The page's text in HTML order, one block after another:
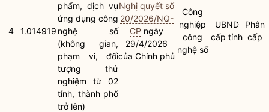
4 1.014919
phẩm, dịch vụ
ứng dụng công
nghệ số
(không gian,
phạm vi, đối
tượng thử
nghiệm từ 02
tỉnh, thành phố
trở lên)
Nghị quyết số
20/2026/NQ-
CP ngày
29/4/2026
của Chính phủ
Công
nghiệp
công
nghệ số
UBND
cấp tỉnh
Phân
cấp